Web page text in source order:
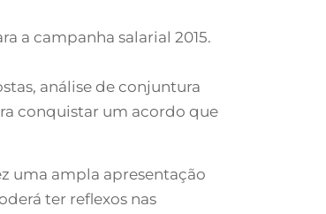
a campanha salarial 2015.
análise de conjuntura
conquistar um acordo que
uma ampla apresentação
ter reflexos nas